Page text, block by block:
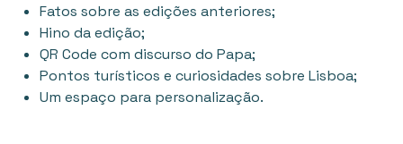
Fatos sobre as edições anteriores;
Hino da edição;
QR Code com discurso do Papa;
Pontos turísticos e curiosidades sobre Lisboa;
Um espaço para personalização.